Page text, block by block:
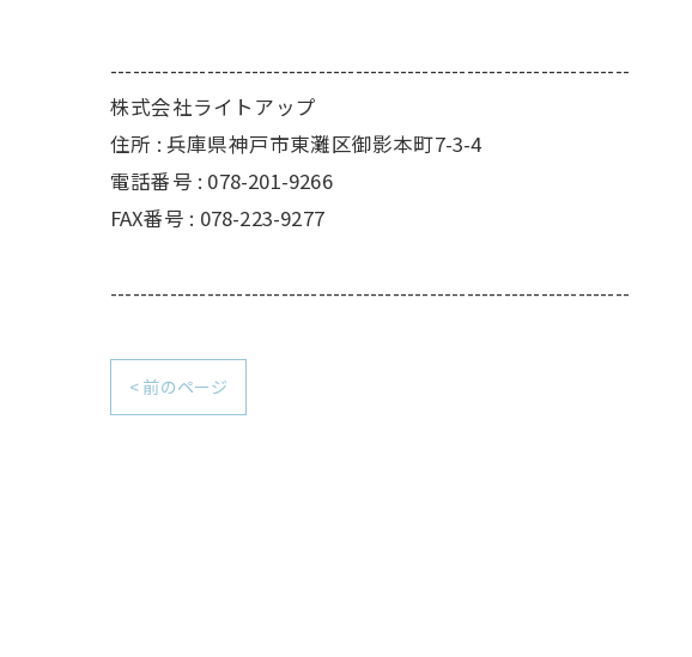
----------------------------------------------------------------------
株式会社ライトアップ
住所 : 兵庫県神戸市東灘区御影本町7-3-4
電話番号 : 078-201-9266
FAX番号 : 078-223-9277
----------------------------------------------------------------------
< 前のページ